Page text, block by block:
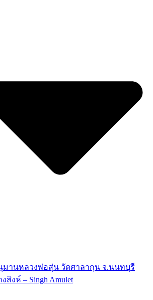
มานหลวงพ่อสุ่น วัดศาลากุน จ.นนทบุรี
งสิงห์ – Singh Amulet